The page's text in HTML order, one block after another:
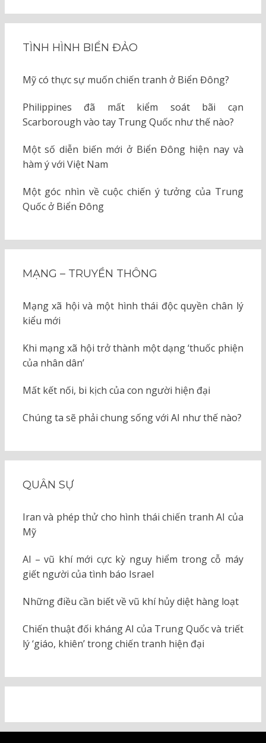
TÌNH HÌNH BIỂN ĐẢO
Mỹ có thực sự muốn chiến tranh ở Biển Đông?
Philippines đã mất kiểm soát bãi cạn
Scarborough vào tay Trung Quốc như thế nào?
Một số diễn biến mới ở Biển Đông hiện nay và
hàm ý với Việt Nam
Một góc nhìn về cuộc chiến ý tưởng của Trung
Quốc ở Biển Đông
MẠNG – TRUYỀN THÔNG
Mạng xã hội và một hình thái độc quyền chân lý
kiểu mới
Khi mạng xã hội trở thành một dạng ‘thuốc phiện
của nhân dân’
Mất kết nối, bi kịch của con người hiện đại
Chúng ta sẽ phải chung sống với AI như thế nào?
QUÂN SỰ
Iran và phép thử cho hình thái chiến tranh AI của
Mỹ
AI – vũ khí mới cực kỳ nguy hiểm trong cỗ máy
giết người của tình báo Israel
Những điều cần biết về vũ khí hủy diệt hàng loạt
Chiến thuật đối kháng AI của Trung Quốc và triết
lý ‘giáo, khiên’ trong chiến tranh hiện đại